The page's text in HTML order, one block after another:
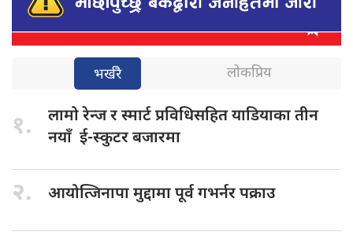
भर्खरै लोकप्रिय
१. लामो रेन्जर स्मार्ट प्रविधिसहित याडियाका तीन
नयाँ ई-स्कुटर बजारमा
२. आयोत्जिनापा मुद्दामापूर्व गभर्नर पक्राउ